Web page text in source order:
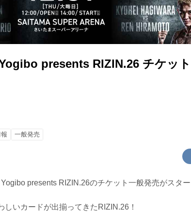
presents RIZIN.26 チケッ
一般発売
presents RIZIN.26のチケット一般発売がスター
いカードが出揃ってきたRIZIN.26！